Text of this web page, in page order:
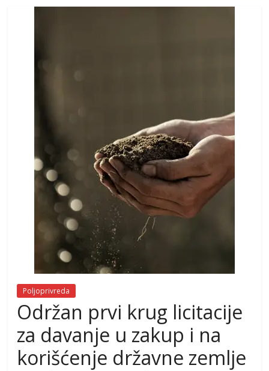
Poljoprivreda
Održan prvi krug licitacije
za davanje u zakup i na
korišćenje državne zemlje